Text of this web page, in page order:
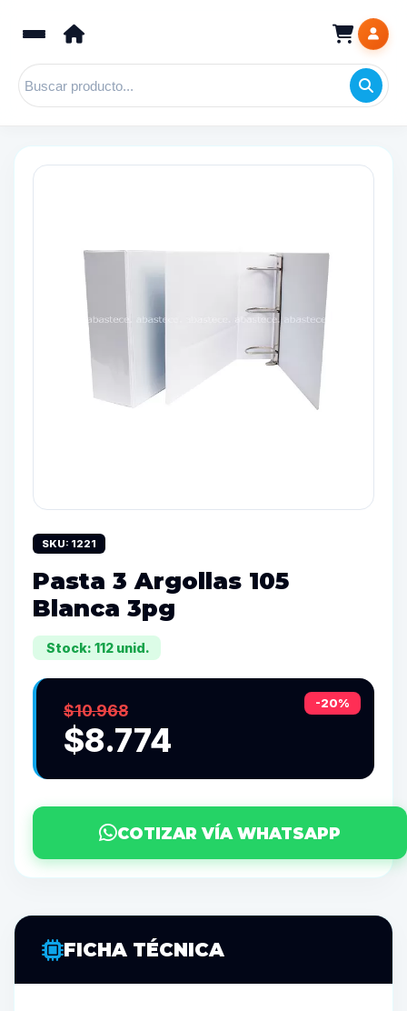
SKU: 1221
Pasta 3 Argollas 105
Blanca 3pg
Stock: 112 unid.
-20%
$10.968
$8.774
COTIZAR VÍA WHATSAPP
FICHA TÉCNICA